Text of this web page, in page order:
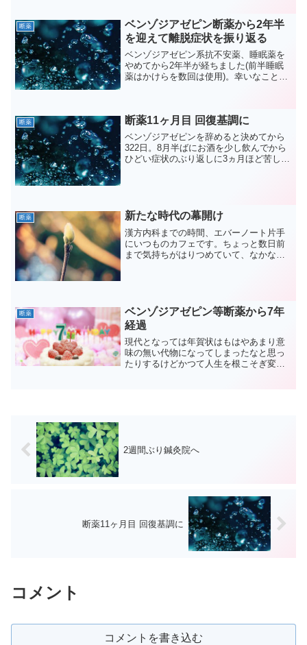
断薬
ベンゾジアゼピン断薬から2年半
を迎えて離脱症状を振り返る
ベンゾジアゼピン系抗不安薬、睡眠薬を
やめてから2年半が経ちました(前半睡眠
薬はかけらを数回は使用)。幸いなことに
断薬 断薬11ヶ月目 回復基調に
ベンゾジアゼピンを辞めると決めてから
322日。8月半ばにお酒を少し飲んでから
ひどい症状のぶり返しに3ヵ月ほど苦しん
断薬 新たな時代の幕開け
漢方内科までの時間、エバーノート片手
にいつものカフェです。ちょっと数日前
まで気持ちがはりつめていて、なかなか
断薬
ベンゾジアゼピン等断薬から7年
経過
現代となっては年賀状はもはやあまり意
味の無い代物になってしまったなと思っ
たりするけどかつて人生を根こそぎ変え
2週間ぶり鍼灸院へ
断薬11ヶ月目 回復基調に
コメント
コメントを書き込む